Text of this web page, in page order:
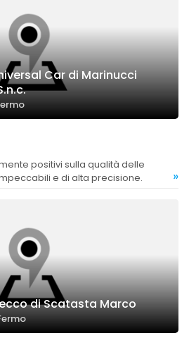
Car di Marinucci
e di alta precisione.
»
di Scatasta Marco